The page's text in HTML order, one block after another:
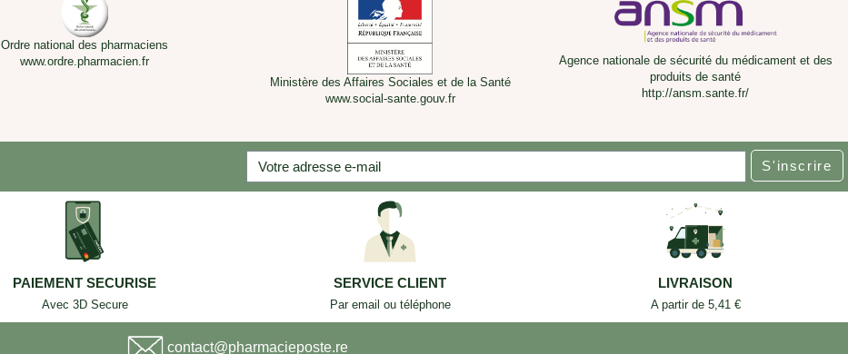
Ordre national des pharmaciens
www.ordre.pharmacien.fr
Ministère des Affaires Sociales et de la Santé
www.social-sante.gouv.fr
Agence nationale de sécurité du médicament et des
produits de santé
http://ansm.sante.fr/
S'inscrire
PAIEMENT SECURISE
Avec 3D Secure
SERVICE CLIENT
Par email ou téléphone
LIVRAISON
A partir de 5,41 €
contact@pharmacieposte.re